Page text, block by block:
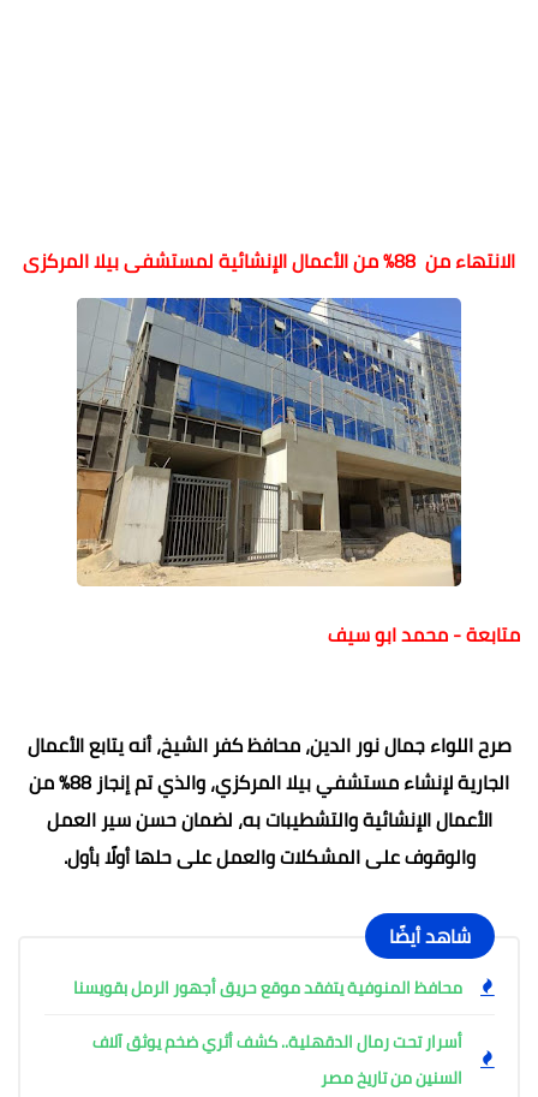
الانتهاء من 88% من الأعمال الإنشائية لمستشفى بيلا المركزى
متابعة - محمد ابو سيف
صرح اللواء جمال نور الدين، محافظ كفر الشيخ، أنه يتابع الأعمال
الجارية لإنشاء مستشفي بيلا المركزي، والذي تم إنجاز 88% من
الأعمال الإنشائية والتشطيبات به، لضمان حسن سير العمل
والوقوف على المشكلات والعمل على حلها أولًا بأول.
شاهد أيضًا
محافظ المنوفية يتفقد موقع حريق أجهور الرمل بقويسنا
أسرار تحت رمال الدقهلية.. كشف أثري ضخم يوثق آلاف
السنين من تاريخ مصر